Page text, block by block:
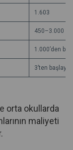
1.603
450–3.000
1.000’den
3’ten başlayan
orta okullarda
maliyeti